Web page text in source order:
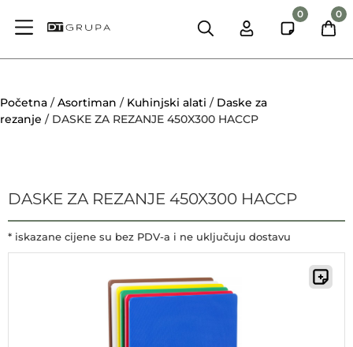
0 0
Početna /Asortiman / Kuhinjski alati / Daske za
rezanje / DASKE ZA REZANJE 450X300 HACCP
DASKE ZA REZANJE 450X300 HACCP
* iskazane cijene su bez PDV-a i ne uključuju dostavu